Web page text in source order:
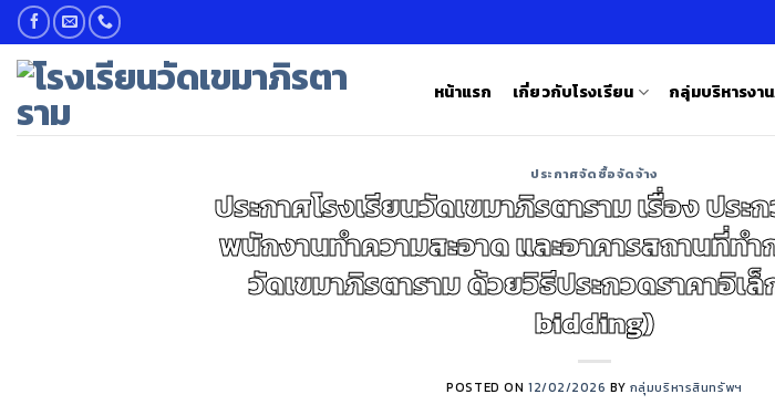
Skip
to
content
หน้าแรก เกี่ยวกับโรงเรียน กลุ่มบริหารงา
ประกาศจัดซื้อจัดจ้าง
ประกาศโรงเรียนวัดเขมาภิรตาราม เรื่อง ประ
พนักงานทำความสะอาด และอาคารสถานที่ทำ
วัดเขมาภิรตาราม ด้วยวิธีประกวดราคาอิเ
bidding)
POSTED ON 12/02/2026 BY กลุ่มบริหารสินทรัพฯ